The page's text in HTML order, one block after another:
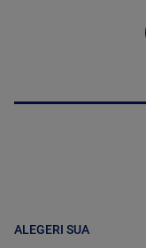
ALEGERI SUA